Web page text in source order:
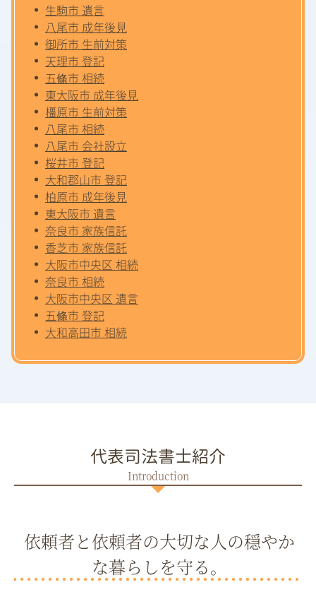
生駒市 遺言
八尾市 成年後見
御所市 生前対策
天理市 登記
五條市 相続
東大阪市 成年後見
橿原市 生前対策
八尾市 相続
八尾市 会社設立
桜井市 登記
大和郡山市 登記
柏原市 成年後見
東大阪市 遺言
奈良市 家族信託
香芝市 家族信託
大阪市中央区 相続
奈良市 相続
大阪市中央区 遺言
五條市 登記
大和高田市 相続
代表司法書士紹介
依頼者と依頼者の大切な人の穏やか
な暮らしを守る。